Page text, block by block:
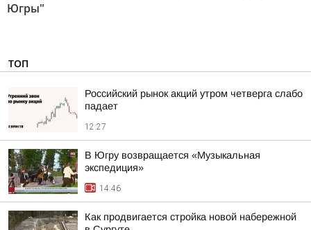
Югры"
ТОП
Российский рынок акций утром четверга слабо
падает
12:27
В Югру возвращается «Музыкальная
экспедиция»
14:46
Как продвигается стройка новой набережной